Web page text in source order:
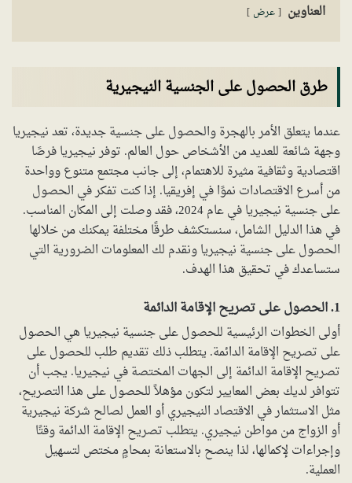
العناوين عرض
طرق الحصول على الجنسية النيجيرية
عندما يتعلق الأمر بالهجرة والحصول على جنسية جديدة، تعد نيجيريا
وجهة شائعة للعديد من الأشخاص حول العالم. توفر نيجيريا فرصًا
اقتصادية وثقافية مثيرة للاهتمام، إلى جانب مجتمع متنوع وواحدة
من أسرع الاقتصادات نموًا في إفريقيا. إذا كنت تفكر في الحصول
على جنسية نيجيريا في عام 2024، فقد وصلت إلى المكان المناسب.
في هذا الدليل الشامل، سنستكشف طرقًا مختلفة يمكنك من خلالها
الحصول على جنسية نيجيريا ونقدم لك المعلومات الضرورية التي
ستساعدك في تحقيق هذا الهدف.
1. الحصول على تصريح الإقامة الدائمة
أولى الخطوات الرئيسية للحصول على جنسية نيجيريا هي الحصول
على تصريح الإقامة الدائمة. يتطلب ذلك تقديم طلب للحصول على
تصريح الإقامة الدائمة إلى الجهات المختصة في نيجيريا. يجب أن
تتوافر لديك بعض المعايير لتكون مؤهلاً للحصول على هذا التصريح،
مثل الاستثمار في الاقتصاد النيجيري أو العمل لصالح شركة نيجيرية
أو الزواج من مواطن نيجيري. يتطلب تصريح الإقامة الدائمة وقتًا
وإجراءات لإكمالها، لذا ينصح بالاستعانة بمحامٍ مختص لتسهيل
العملية.